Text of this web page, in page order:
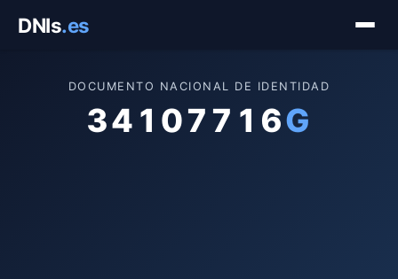
DNIs.es
DOCUMENTO NACIONAL DE IDENTIDAD
34107716G